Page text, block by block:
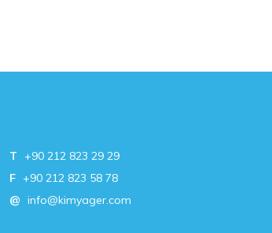
T +90 212 823 29 29
F +90 212 823 58 78
@ info@kimyager.com